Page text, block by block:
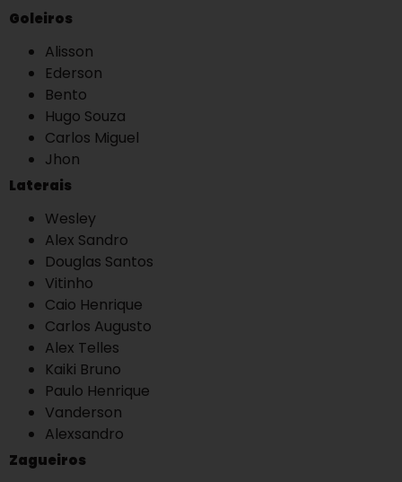
Goleiros
Alisson
Ederson
Bento
Hugo Souza
Carlos Miguel
Jhon
Laterais
Wesley
Alex Sandro
Douglas Santos
Vitinho
Caio Henrique
Carlos Augusto
Alex Telles
Kaiki Bruno
Paulo Henrique
Vanderson
Alexsandro
Zagueiros